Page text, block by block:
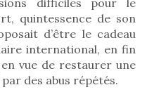
quintessence de son
d’être le cadeau
international, en fin
vue de restaurer une
des abus répétés.